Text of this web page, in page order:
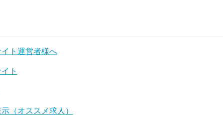
ト運営者様へ
ト
（オススメ求人）